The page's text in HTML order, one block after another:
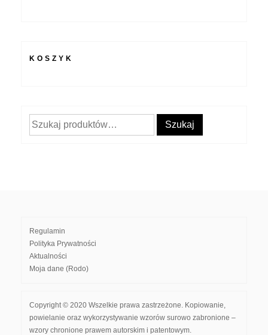
KOSZYK
Szukaj: Szukaj
Regulamin
Polityka Prywatności
Aktualności
Moja dane (Rodo)
Copyright © 2020 Wszelkie prawa zastrzeżone. Kopiowanie,
powielanie oraz wykorzystywanie wzorów surowo zabronione –
wzory chronione prawem autorskim i patentowym.